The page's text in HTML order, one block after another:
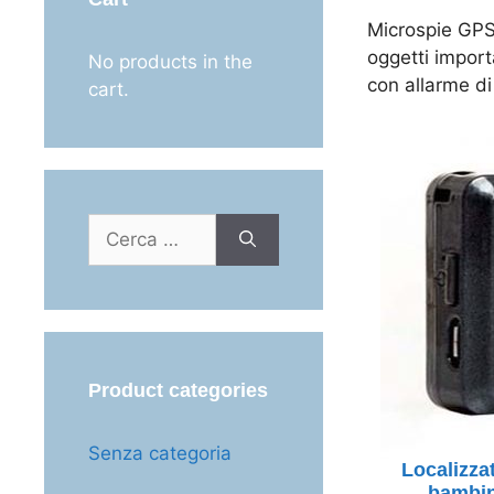
Microspie
oggetti
con allarme
No products in the
cart.
Ricerca
Product categories
Senza categoria